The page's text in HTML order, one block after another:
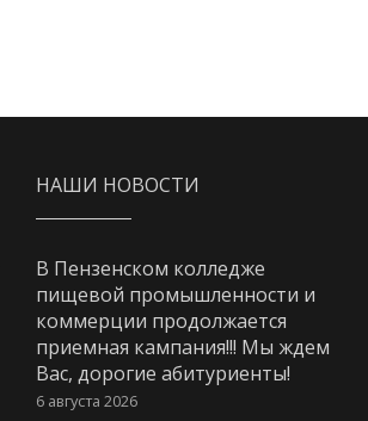
НАШИ НОВОСТИ
В Пензенском колледже
пищевой промышленности и
коммерции продолжается
приемная кампания!!! Мы ждем
Вас, дорогие абитуриенты!
6 августа 2026